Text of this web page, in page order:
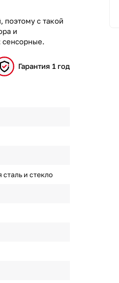
поэтому с такой
и
Гарантия 1 год
и стекло